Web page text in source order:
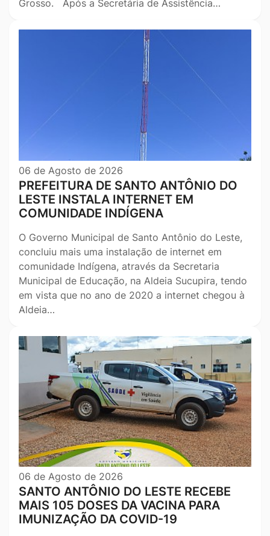
Grosso. Após a Secretária de Assistência…
06 de Agosto de 2026
PREFEITURA DE SANTO ANTÔNIO DO
LESTE INSTALA INTERNET EM
COMUNIDADE INDÍGENA
O Governo Municipal de Santo Antônio do Leste,
concluiu mais uma instalação de internet em
comunidade Indígena, através da Secretaria
Municipal de Educação, na Aldeia Sucupira, tendo
em vista que no ano de 2020 a internet chegou à
Aldeia…
06 de Agosto de 2026
SANTO ANTÔNIO DO LESTE RECEBE
MAIS 105 DOSES DA VACINA PARA
IMUNIZAÇÃO DA COVID-19